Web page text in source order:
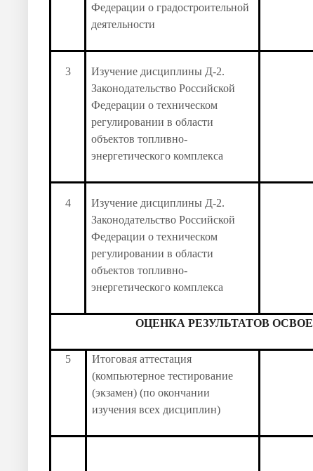
Федерации о градостроительной
деятельности
3
Изучение дисциплины Д-2.
Законодательство Российской
Федерации о техническом
регулировании в области
объектов топливно-
энергетического комплекса
4
Изучение дисциплины Д-2.
Законодательство Российской
Федерации о техническом
регулировании в области
объектов топливно-
энергетического комплекса
ОЦЕНКА РЕЗУЛЬТАТОВ
5
Итоговая аттестация
(компьютерное тестирование
(экзамен) (по окончании
изучения всех дисциплин)